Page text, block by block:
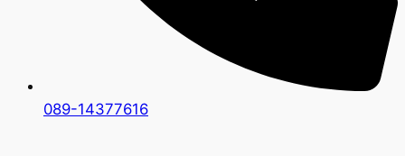
089-14377616